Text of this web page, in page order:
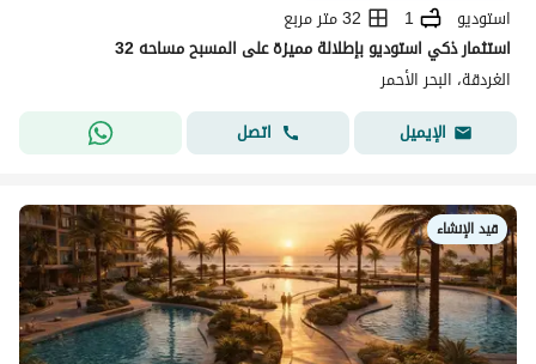
استوديو 1
32 متر مربع
استثمار ذكي استوديو بإطلالة مميزة على المسبح مساحه 32
الغردقة، البحر الأحمر
الإيميل
اتصل
قيد الإنشاء